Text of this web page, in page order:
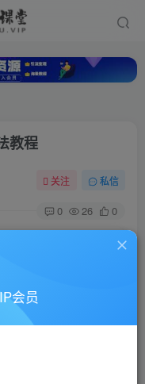
教程
关注 私信
0 26 0
会员